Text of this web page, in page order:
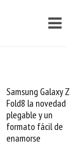
Cashea levanta 100
millones de dólares y
valida el crédito del
venezolano ante el
mundo